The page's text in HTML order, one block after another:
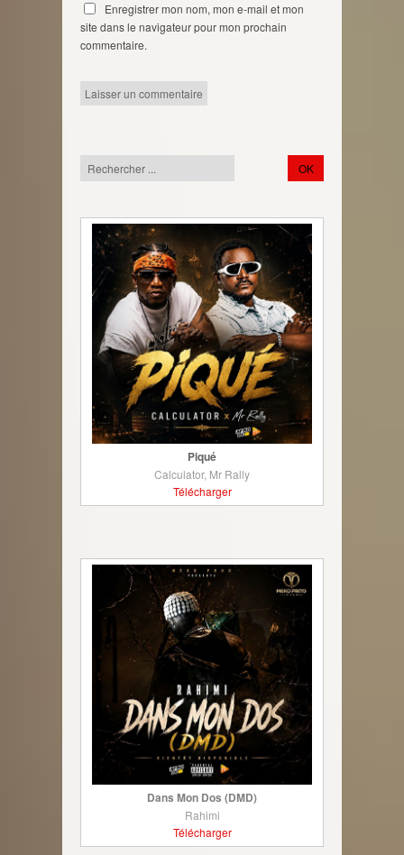
Enregistrer mon nom, mon e-mail et mon
site dans le navigateur pour mon prochain
commentaire.
Piqué
Calculator, Mr Rally
Télécharger
Dans Mon Dos (DMD)
Rahimi
Télécharger